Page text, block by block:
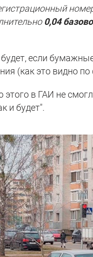
0,04
будет, если
(как это видно по
этого в ГАИ не
и будет".